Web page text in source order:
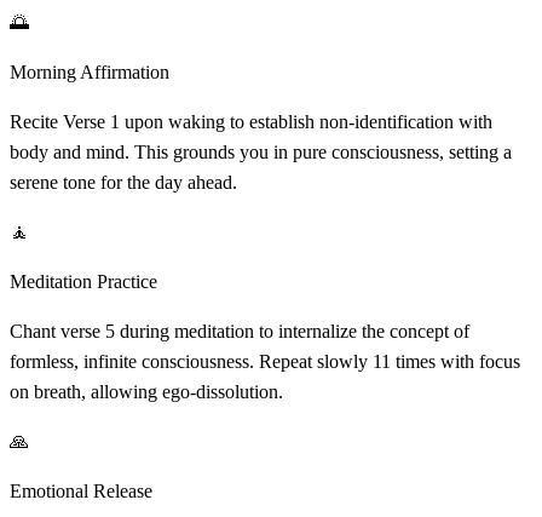
🌅
Morning Affirmation
Recite Verse 1 upon waking to establish non-identification with
body and mind. This grounds you in pure consciousness, setting a
serene tone for the day ahead.
🧘
Meditation Practice
Chant verse 5 during meditation to internalize the concept of
formless, infinite consciousness. Repeat slowly 11 times with focus
on breath, allowing ego-dissolution.
🙏
Emotional Release